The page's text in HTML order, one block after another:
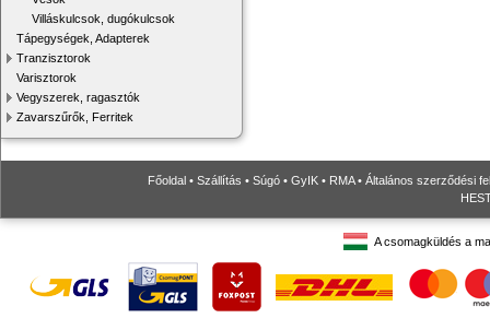
Villáskulcsok, dugókulcsok
Tápegységek, Adapterek
Tranzisztorok
Varisztorok
Vegyszerek, ragasztók
Zavarszűrők, Ferritek
Főoldal • Szállítás • Súgó • GyIK • RMA• Általános szerződési
A csomagküldés a